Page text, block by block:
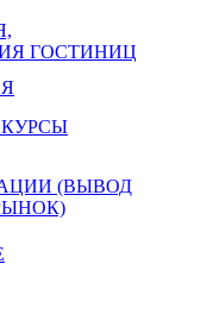
ГОСТИНИЦ
(ВЫВОД